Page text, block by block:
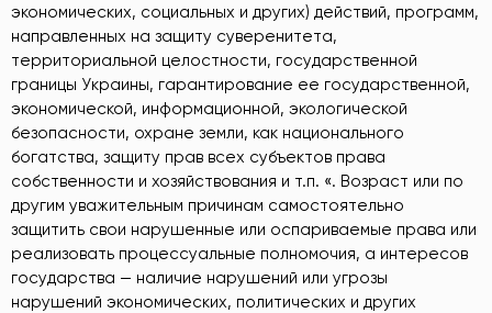
экономических, социальных и других) действий, программ,
направленных на защиту суверенитета,
территориальной целостности, государственной
границы Украины, гарантирование ее государственной,
экономической, информационной, экологической
безопасности, охране земли, как национального
богатства, защиту прав всех субъектов права
собственности и хозяйствования и т.п. «. Возраст или по
другим уважительным причинам самостоятельно
защитить свои нарушенные или оспариваемые права или
реализовать процессуальные полномочия, а интересов
государства — наличие нарушений или угрозы
нарушений экономических, политических и других